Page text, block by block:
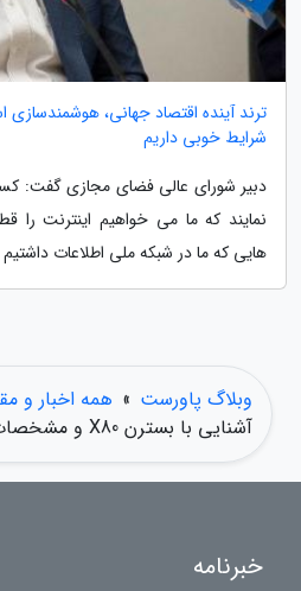
ترند آینده اقتصاد جهانی، هوشمندسازی
شرایط خوبی داریم
دبیر شورای عالی فضای مجازی گفت:
نمایند که ما می خواهیم اینترنت را
هایی که ما در شبکه ملی اطلاعات داشتیم
وبلاگ پاورست » همه اخبار و
آشنایی با بسترن X80 و مشخصات این خودرو
خبرنامه